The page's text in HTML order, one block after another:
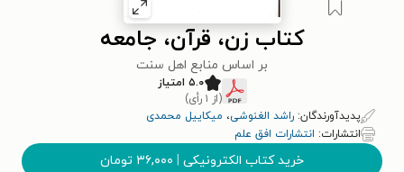
کتاب زن، قرآن، جامعه
بر اساس منابع اهل سنت
۵.۰ امتیاز
(از ۱ رأی)
پدیدآورندگان: راشد الغنوشی، میکاییل محمدی
انتشارات: انتشارات افق علم
خرید کتاب الکترونیکی | ۳۶,۰۰۰ تومان